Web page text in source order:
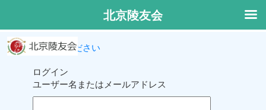
ログインしてください
ログイン
ユーザー名またはメールアドレス
北京陵友会